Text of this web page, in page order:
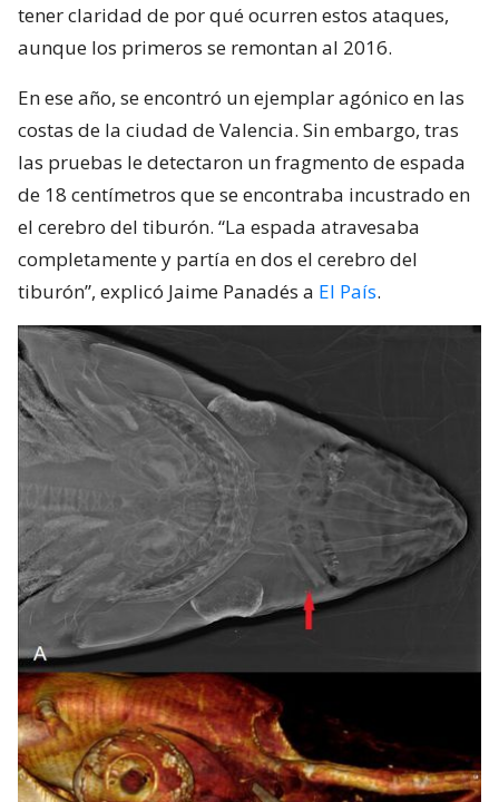
tener claridad de por qué ocurren estos ataques,
aunque los primeros se remontan al 2016.
En ese año, se encontró un ejemplar agónico en las
costas de la ciudad de Valencia. Sin embargo, tras
las pruebas le detectaron un fragmento de espada
de 18 centímetros que se encontraba incustrado en
el cerebro del tiburón. “La espada atravesaba
completamente y partía en dos el cerebro del
tiburón”, explicó Jaime Panadés a El País.